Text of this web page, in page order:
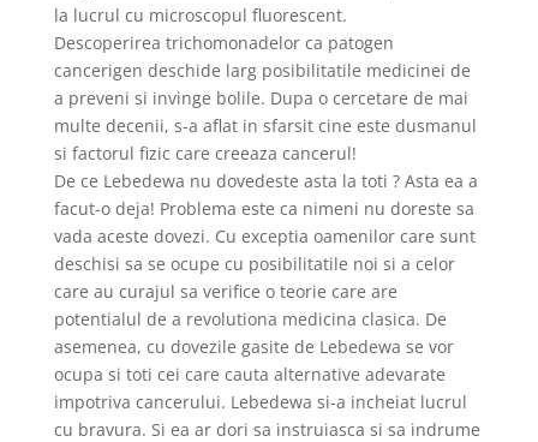
la lucrul cu microscopul fluorescent.
Descoperirea trichomonadelor ca patogen
cancerigen deschide larg posibilitatile medicinei de
a preveni si invinge bolile. Dupa o cercetare de mai
multe decenii, s-a aflat in sfarsit cine este dusmanul
si factorul fizic care creeaza cancerul!
De ce Lebedewa nu dovedeste asta la toti ? Asta ea a
facut-o deja! Problema este ca nimeni nu doreste sa
vada aceste dovezi. Cu exceptia oamenilor care sunt
deschisi sa se ocupe cu posibilitatile noi si a celor
care au curajul sa verifice o teorie care are
potentialul de a revolutiona medicina clasica. De
asemenea, cu dovezile gasite de Lebedewa se vor
ocupa si toti cei care cauta alternative adevarate
impotriva cancerului. Lebedewa si-a incheiat lucrul
cu bravura. Si ea ar dori sa instruiasca si sa indrume